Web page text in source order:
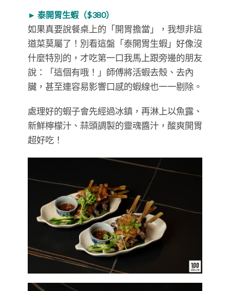
► 泰開胃生蝦（$380）
如果真要說餐桌上的「開胃擔當」，我想非這
道菜莫屬了！別看這盤「泰開胃生蝦」好像沒
什麼特別的，才吃第一口我馬上跟旁邊的朋友
說：「這個有哦！」師傅將活蝦去殼、去內
臟，甚至連容易影響口感的蝦線也一一剔除。
處理好的蝦子會先經過冰鎮，再淋上以魚露、
新鮮檸檬汁、蒜頭調製的靈魂醬汁，酸爽開胃
超好吃！